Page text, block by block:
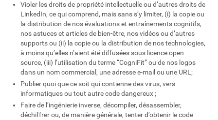
Violer les droits de propriété intellectuelle ou d’autres droits de
LinkedIn, ce qui comprend, mais sans s’y limiter, (i) la copie ou
la distribution de nos évaluations et entraînements cognitifs,
nos astuces et articles de bien-être, nos vidéos ou d’autres
supports ou (ii) la copie ou la distribution de nos technologies,
à moins qu’elles n’aient été diffusées sous licence open
source, (iii) l’utilisation du terme “CogniFit” ou de nos logos
dans un nom commercial, une adresse e-mail ou une URL;
Publier quoi que ce soit qui contienne des virus, vers
informatiques ou tout autre code dangereux ;
Faire de l’ingénierie inverse, décompiler, désassembler,
déchiffrer ou, de manière générale, tenter d’obtenir le code